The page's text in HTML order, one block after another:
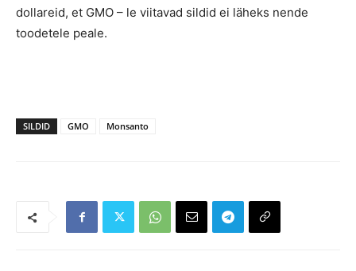
dollareid, et GMO – le viitavad sildid ei läheks nende
toodetele peale.
SILDID GMO Monsanto